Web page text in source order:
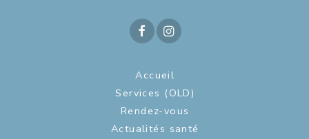
Accueil
Services (OLD)
Rendez-vous
Actualités santé